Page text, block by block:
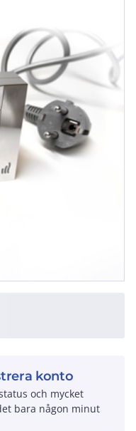
konto
och mycket
bara någon minut